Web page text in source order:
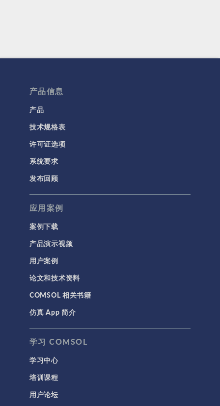
产品信息
产品
技术规格表
许可证选项
系统要求
发布回顾
应用案例
案例下载
产品演示视频
用户案例
论文和技术资料
COMSOL 相关书籍
仿真 App 简介
学习 COMSOL
学习中心
培训课程
用户论坛